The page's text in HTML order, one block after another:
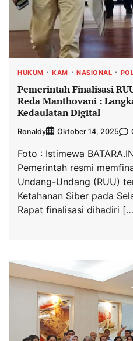
HUKUM KAM NASIONAL
Pemerintah Finalisasi
Reda Manthovani :
Kedaulatan Digital
Ronaldy Oktober 14, 2025
Foto : Istimewa
Pemerintah resmi
Undang-Undang (RUU)
Ketahanan Siber pada
Rapat finalisasi dihadiri